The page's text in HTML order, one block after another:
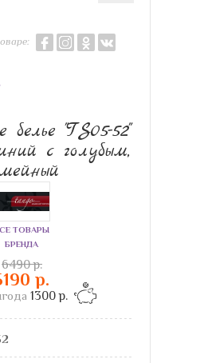
белье "TS05-52"
с голубым,
ТОВАРЫ
БРЕНДА
6490 р.
р.
1300 р.